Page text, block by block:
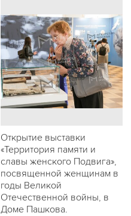
Открытие выставки
«Территория памяти и
славы женского Подвига»,
посвященной женщинам в
годы Великой
Отечественной войны, в
Доме Пашкова.